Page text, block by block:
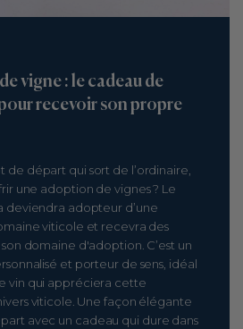
vigne : le cadeau de
recevoir son propre
de départ qui sort de l’ordinaire,
une adoption de vignes ? Le
deviendra adopteur d’une
viticole et recevra des
domaine d'adoption. C’est un
et porteur de sens, idéal
vin qui appréciera cette
viticole. Une façon élégante
avec un cadeau qui dure dans